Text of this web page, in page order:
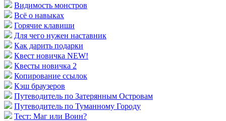
Видимость монстров
Всё о навыках
Горячие клавиши
Для чего нужен наставник
Как дарить подарки
Квест новичка NEW!
Квесты новичка 2
Копирование ссылок
Кэш браузеров
Путеводитель по Затерянным Островам
Путеводитель по Туманному Городу
Тест: Маг или Воин?